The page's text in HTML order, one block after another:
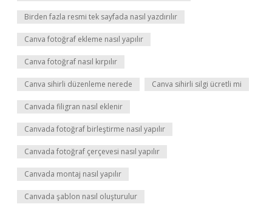
Birden fazla resmi tek sayfada nasıl yazdırılır
Canva fotoğraf ekleme nasıl yapılır
Canva fotoğraf nasıl kırpılır
Canva sihirli düzenleme nerede Canva sihirli silgi ücretli mi
Canvada filigran nasıl eklenir
Canvada fotoğraf birleştirme nasıl yapılır
Canvada fotoğraf çerçevesi nasıl yapılır
Canvada montaj nasıl yapılır
Canvada şablon nasıl oluşturulur